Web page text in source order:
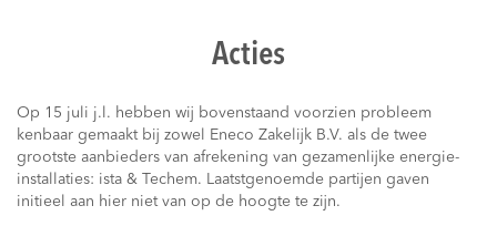
Acties
Op 15 juli j.l. hebben wij bovenstaand voorzien probleem
kenbaar gemaakt bij zowel Eneco Zakelijk B.V. als de twee
grootste aanbieders van afrekening van gezamenlijke energie-
installaties: ista & Techem. Laatstgenoemde partijen gaven
initieel aan hier niet van op de hoogte te zijn.